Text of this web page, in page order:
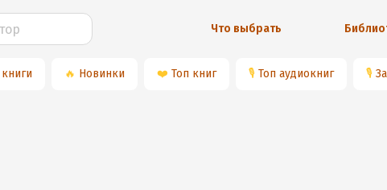
Что выбрать
🔥 Новинки ❤️ Топ книг 🎙 Топ аудиокниг 🎙